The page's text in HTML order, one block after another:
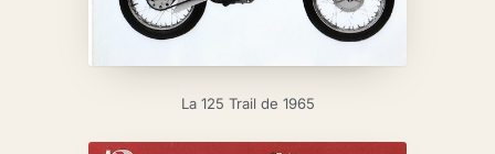
La 125 Trail de 1965